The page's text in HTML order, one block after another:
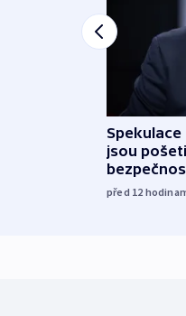
jsou
před 12